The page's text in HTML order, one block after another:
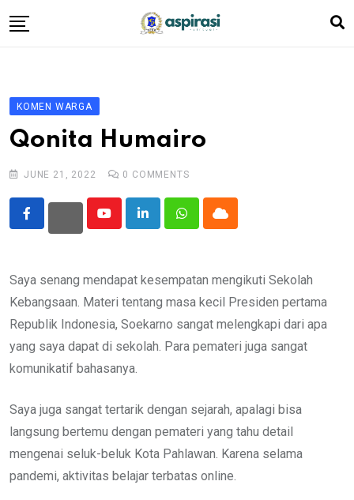
to
Berita
Komen Warga
Podcast
Tentang Kami
KOMEN WARGA
Qonita Humairo
JUNE 21, 2022 0 COMMENTS
YoutubeLinkedInWhatsappCloud
Saya senang mendapat kesempatan mengikuti Sekolah
Kebangsaan. Materi tentang masa kecil Presiden pertama
Republik Indonesia, Soekarno sangat melengkapi dari apa
yang saya dapat di sekolah. Para pemateri juga sangat
komunikatif bahasanya.
Saya juga sangat tertarik dengan sejarah, apalagi bisa
langsung bertemu dengan pemateri yang tahu detail
mengenai seluk-beluk Kota Pahlawan. Karena selama
pandemi, aktivitas belajar terbatas online.